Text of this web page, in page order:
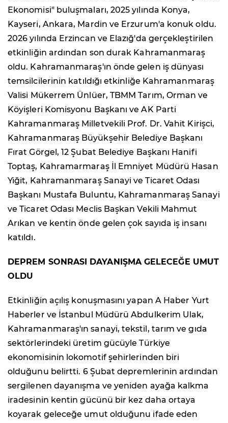
Ekonomisi" buluşmaları, 2025 yılında Konya,
Kayseri, Ankara, Mardin ve Erzurum'a konuk oldu.
2026 yılında Erzincan ve Elazığ'da gerçekleştirilen
etkinliğin ardından son durak Kahramanmaraş
oldu. Kahramanmaraş'ın önde gelen iş dünyası
temsilcilerinin katıldığı etkinliğe Kahramanmaraş
Valisi Mükerrem Ünlüer, TBMM Tarım, Orman ve
Köyişleri Komisyonu Başkanı ve AK Parti
Kahramanmaraş Milletvekili Prof. Dr. Vahit Kirişci,
Kahramanmaraş Büyükşehir Belediye Başkanı
Fırat Görgel, 12 Şubat Belediye Başkanı Hanifi
Toptaş, Kahramarmaraş İl Emniyet Müdürü Hasan
Yiğit, Kahramanmaraş Sanayi ve Ticaret Odası
Başkanı Mustafa Buluntu, Kahramanmaraş Sanayi
ve Ticaret Odası Meclis Başkan Vekili Mahmut
Arıkan ve kentin önde gelen çok sayıda iş insanı
katıldı.
DEPREM SONRASI DAYANIŞMA GELECEĞE UMUT
OLDU
Etkinliğin açılış konuşmasını yapan A Haber Yurt
Haberler ve İstanbul Müdürü Abdulkerim Ulak,
Kahramanmaraş'ın sanayi, tekstil, tarım ve gıda
sektörlerindeki üretim gücüyle Türkiye
ekonomisinin lokomotif şehirlerinden biri
olduğunu belirtti. 6 Şubat depremlerinin ardından
sergilenen dayanışma ve yeniden ayağa kalkma
iradesinin kentin gücünü bir kez daha ortaya
koyarak geleceğe umut olduğunu ifade eden